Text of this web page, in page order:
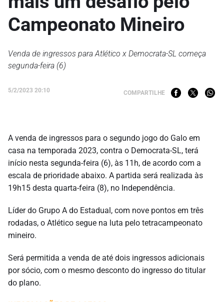
Campeonato Mineiro
Venda de ingressos para Atlético x Democrata-SL começa
segunda-feira (6)
5/2/2023 20:10 COMPARTILHE
A venda de ingressos para o segundo jogo do Galo em
casa na temporada 2023, contra o Democrata-SL, terá
início nesta segunda-feira (6), às 11h, de acordo com a
escala de prioridade abaixo. A partida será realizada às
19h15 desta quarta-feira (8), no Independência.
Líder do Grupo A do Estadual, com nove pontos em três
rodadas, o Atlético segue na luta pelo tetracampeonato
mineiro.
Será permitida a venda de até dois ingressos adicionais
por sócio, com o mesmo desconto do ingresso do titular
do plano.